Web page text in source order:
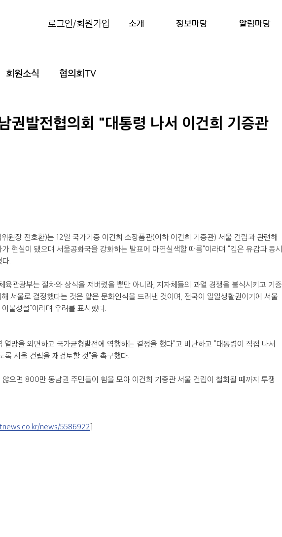
소개 정보마당 알림마당
로그인/회원가입
회원소식 협의회TV
권발전협의회 "대통령 나서 이건희 기증관
원장 전호환)는 12일 국가기증 이건희 소장품관(이하 이건희 기증관) 서울 건립과 관련해
현실이 됐으며 서울공화국을 강화하는 발표에 아연실색할 따름"이라며 "깊은 유감과 동시
다.
육관광부는 절차와 상식을 저버렸을 뿐만 아니라, 지자체들의 과열 경쟁을 불식시키고 기증
서울로 결정했다는 것은 얕은 문화인식을 드러낸 것이며, 전국이 일일생활권이기에 서울
불성설"이라며 우려를 표시했다.
열망을 외면하고 국가균형발전에 역행하는 결정을 했다"고 비난하고 "대통령이 직접 나서
록 서울 건립을 재검토할 것"을 촉구했다.
으면 800만 동남권 주민들이 힘을 모아 이건희 기증관 서울 건립이 철회될 때까지 투쟁
news/5586922]